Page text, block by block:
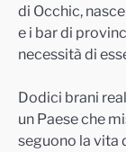
di Occhic,
e i bar di
necessità di
Dodici brani
un Paese che
seguono la vita